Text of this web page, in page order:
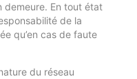
demeure. En tout état
de la
qu’en cas de faute
du réseau